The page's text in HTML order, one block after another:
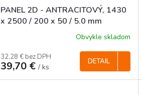
PANEL 2D - ANTRACITOVÝ, 1430
x 2500 / 200 x 50 / 5.0 mm
Obvykle skladom
32,28 € bez DPH
39,70 €/ ks
DETAIL